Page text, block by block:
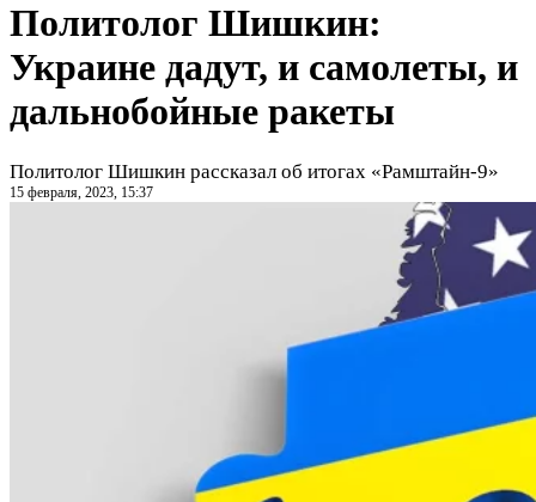
Политолог Шишкин:
Украине дадут, и самолеты, и
дальнобойные ракеты
Политолог Шишкин рассказал об итогах «Рамштайн-9»
15 февраля, 2023, 15:37